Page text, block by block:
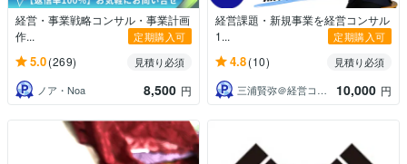
経営・事業戦略コンサル・事業計画
作...
定期購入可
5.0(269)
見積り必須
ノア・Noa
8,500 円
経営課題・新規事業を経営コンサル
1...
定期購入可
4.8(10)
見積り必須
三浦賢弥＠経営コンサルタント
10,000 円